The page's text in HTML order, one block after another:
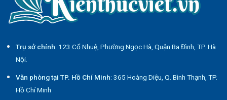
Trụ sở chính: 123 Cổ Nhuệ, Phường Ngọc Hà, Quận Ba Đình, TP. Hà
Nội.
Văn phòng tại TP. Hồ Chí Minh: 365 Hoàng Diệu, Q. Bình Thạnh, TP.
Hồ Chí Minh